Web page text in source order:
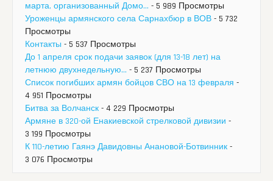
марта, организованный Домо... - 5 989 Просмотры
Уроженцы армянского села Сарнахбюр в ВОВ - 5 732
Просмотры
Контакты - 5 537 Просмотры
До 1 апреля срок подачи заявок (для 13-18 лет) на
летнюю двухнедельную... - 5 237 Просмотры
Список погибших армян бойцов СВО на 13 февраля -
4 951 Просмотры
Битва за Волчанск - 4 229 Просмотры
Армяне в 320-ой Енакиевской стрелковой дивизии -
3 199 Просмотры
К 110-летию Гаянэ Давидовны Анановой-Ботвинник -
3 076 Просмотры